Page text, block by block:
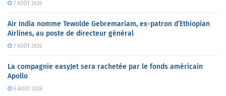
7 AOÛT 2026
Air India nomme Tewolde Gebremariam, ex-patron d’Ethiopian
Airlines, au poste de directeur général
7 AOÛT 2026
La compagnie easyJet sera rachetée par le fonds américain
Apollo
6 AOÛT 2026